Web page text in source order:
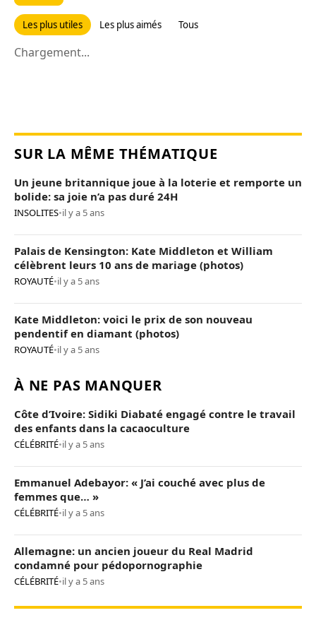
Les plus utiles Les plus aimés Tous
Chargement...
SUR LA MÊME THÉMATIQUE
Un jeune britannique joue à la loterie et remporte un
bolide: sa joie n’a pas duré 24H
INSOLITES•il y a 5 ans
Palais de Kensington: Kate Middleton et William
célèbrent leurs 10 ans de mariage (photos)
ROYAUTÉ•il y a 5 ans
Kate Middleton: voici le prix de son nouveau
pendentif en diamant (photos)
ROYAUTÉ•il y a 5 ans
À NE PAS MANQUER
Côte d’Ivoire: Sidiki Diabaté engagé contre le travail
des enfants dans la cacaoculture
CÉLÉBRITÉ•il y a 5 ans
Emmanuel Adebayor: « J’ai couché avec plus de
femmes que… »
CÉLÉBRITÉ•il y a 5 ans
Allemagne: un ancien joueur du Real Madrid
condamné pour pédopornographie
CÉLÉBRITÉ•il y a 5 ans